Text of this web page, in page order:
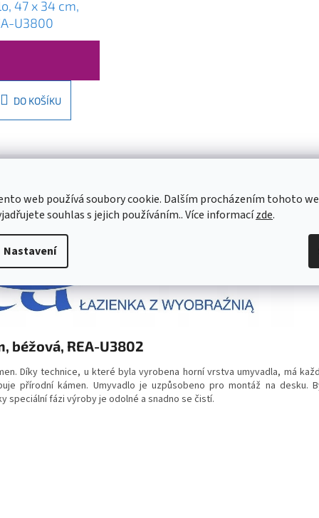
web používá soubory cookie. Dalším procházením tohoto
souhlas s jejich používáním.. Více informacízde.
Nastavení
47 x 34 cm,
U3800
DO KOŠÍKU
béžová, REA-U3802
Díky technice, u které byla vyrobena horní vrstva umyvadla, má
přírodní kámen. Umyvadlo je uzpůsobeno pro montáž na desku.
speciální fázi výroby je odolné a snadno se čistí.